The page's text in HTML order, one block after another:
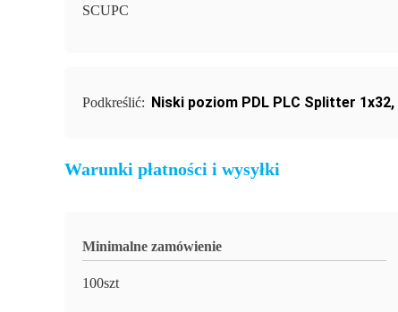
SCUPC
Podkreślić: Niski poziom PDL PLC Splitter 1x32,
Warunki płatności i wysyłki
Minimalne zamówienie
100szt